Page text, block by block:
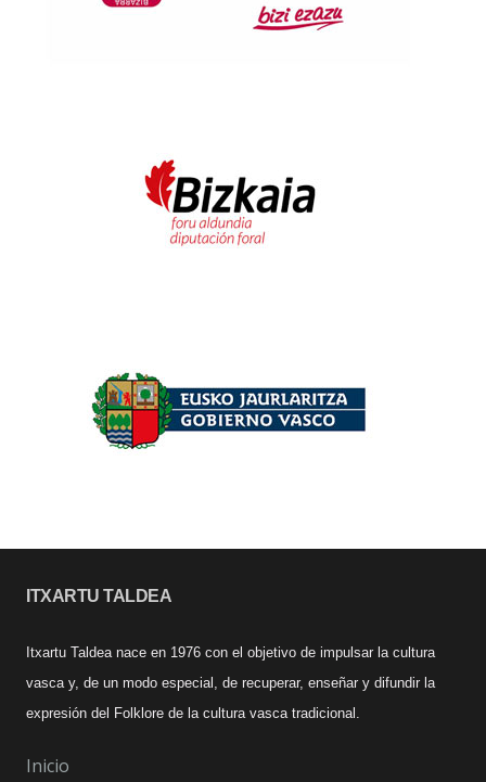
ITXARTU TALDEA
Itxartu Taldea nace en 1976 con el objetivo de impulsar la cultura
vasca y, de un modo especial, de recuperar, enseñar y difundir la
expresión del Folklore de la cultura vasca tradicional.
Inicio